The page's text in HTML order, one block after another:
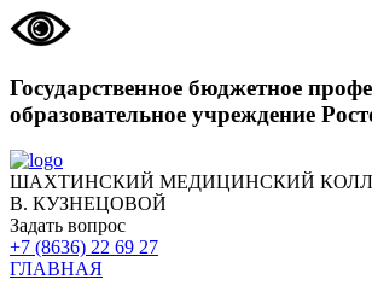
Государственное бюджетное
образовательное учреждение
ШАХТИНСКИЙ МЕДИЦИНСКИЙ
В. КУЗНЕЦОВОЙ
Задать вопрос
+7 (8636) 22 69 27
ГЛАВНАЯ